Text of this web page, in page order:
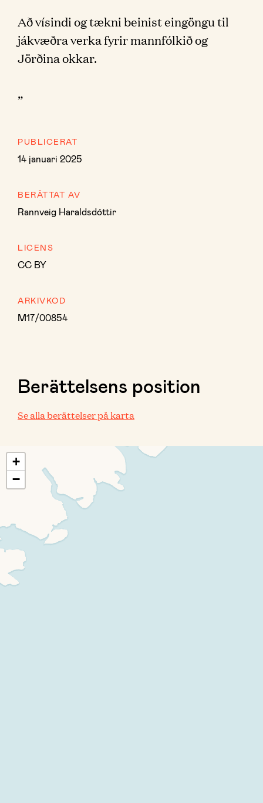
Að vísindi og tækni beinist eingöngu til
jákvæðra verka fyrir mannfólkið og
Jörðina okkar.
”
PUBLICERAT
14 januari 2025
BERÄTTAT AV
Rannveig Haraldsdóttir
LICENS
CC BY
ARKIVKOD
M17/00854
Berättelsens position
Se alla berättelser på karta
+
−